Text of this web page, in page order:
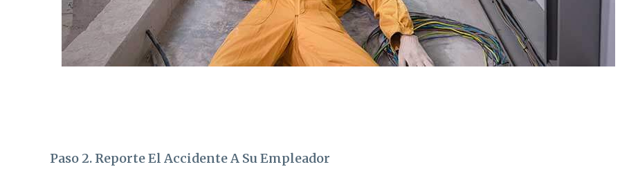
Paso 2. Reporte El Accidente A Su Empleador